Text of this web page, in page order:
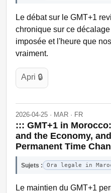
Le débat sur le GMT+1
chronique sur ce
imposée et l'heure que
vraiment.
Apri 🔒
2026-04-25 · MAR · FR
::: GMT+1 in
and the Economy,
Permanent Time
Sujets : Ora legale in
Le maintien du GMT+1